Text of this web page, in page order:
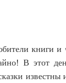
книги
В этот